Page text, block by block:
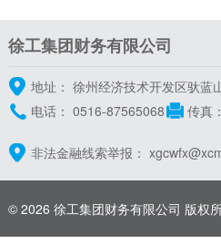
徐工集团财务有限公司
地址： 徐州经济技术开发区驮蓝
电话： 0516-87565068 传真
非法金融线索举报：
© 2026 徐工集团财务有限公司 版权